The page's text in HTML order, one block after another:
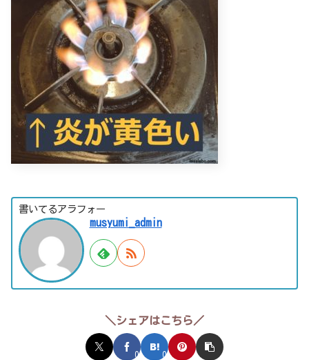
書いてるアラフォー
musyumi_admin
＼シェアはこちら／
0 0